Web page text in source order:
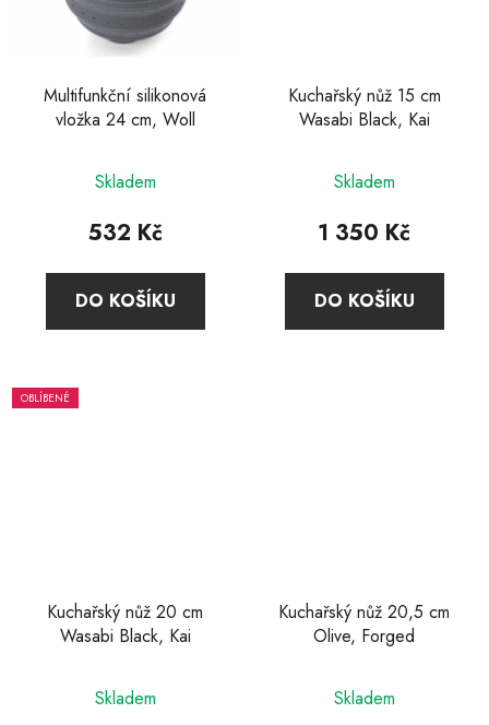
Multifunkční silikonová
vložka 24 cm, Woll
Skladem
532 Kč
DO KOŠÍKU
Kuchařský nůž 15 cm
Wasabi Black, Kai
hodnocení
produktu
5,0
z
Skladem
1 350 Kč
DO KOŠÍKU
OBLÍBENÉ
Kuchařský nůž 20 cm
Wasabi Black, Kai
hodnocení
Skladem
Kuchařský nůž 20,5 cm
Olive, Forged
Skladem